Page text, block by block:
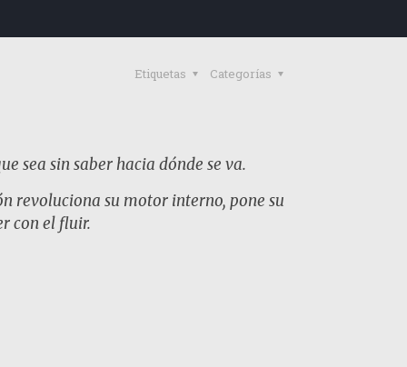
Categorías
Etiquetas
sea sin saber hacia dónde se va.
revoluciona su motor interno, pone su
con el fluir.